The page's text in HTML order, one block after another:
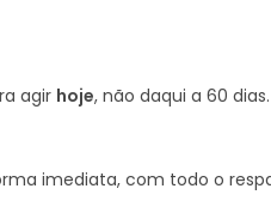
agir hoje, não daqui a 60 dias.
imediata, com todo o